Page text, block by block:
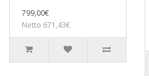
799,00€
Netto 671,43€